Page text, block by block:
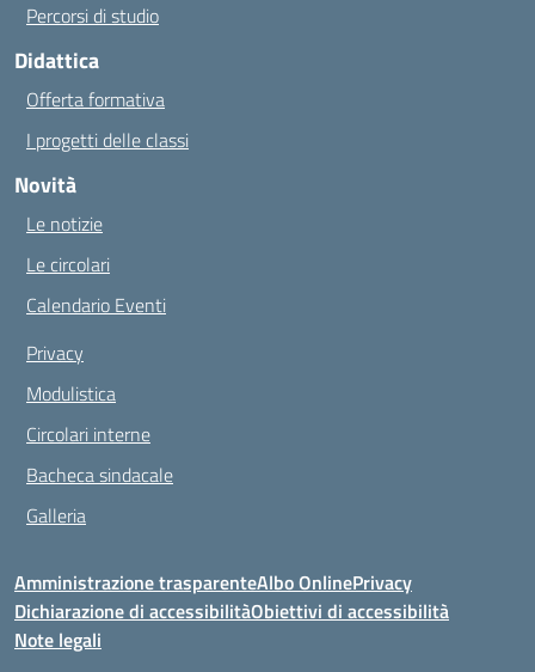
Percorsi di studio
Didattica
Offerta formativa
I progetti delle classi
Novità
Le notizie
Le circolari
Calendario Eventi
Privacy
Modulistica
Circolari interne
Bacheca sindacale
Galleria
Amministrazione trasparenteAlbo OnlinePrivacy
Dichiarazione di accessibilitàObiettivi di accessibilità
Note legali